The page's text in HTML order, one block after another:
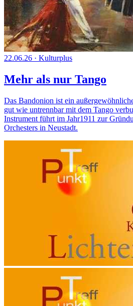
22.06.26 · Kulturplus
Mehr als nur Tango
Das Bandonion ist ein
gut wie untrennbar mit dem Tango
Instrument führt im Jahr1911 zur
Orchesters in Neustadt.